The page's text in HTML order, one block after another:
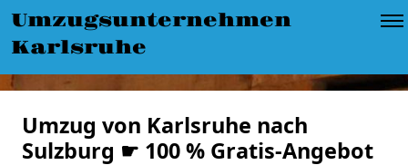
Umzugsunternehmen
Karlsruhe
Umzug von Karlsruhe nach
Sulzburg ☛ 100 % Gratis-Angebot